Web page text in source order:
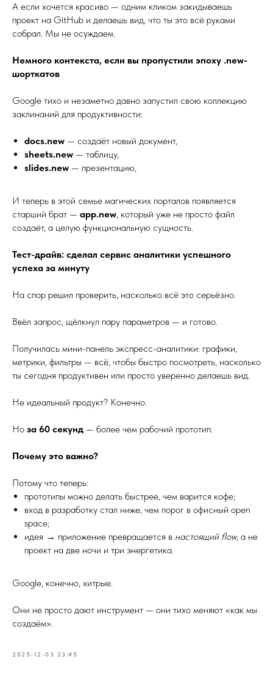
А если хочется красиво — одним кликом закидываешь
проект на GitHub и делаешь вид, что ты это всё руками
собрал. Мы не осуждаем.
Немного контекста, если вы пропустили эпоху .new-
шорткатов
Google тихо и незаметно давно запустил свою коллекцию
заклинаний для продуктивности:
docs.new — создаёт новый документ,
sheets.new — таблицу,
slides.new — презентацию,
И теперь в этой семье магических порталов появляется
старший брат — app.new, который уже не просто файл
создаёт, а целую функциональную сущность.
Тест-драйв: сделал сервис аналитики успешного
успеха за минуту
На спор решил проверить, насколько всё это серьёзно.
Ввёл запрос, щёлкнул пару параметров — и готово.
Получилась мини-панель экспресс-аналитики: графики,
метрики, фильтры — всё, чтобы быстро посмотреть, насколько
ты сегодня продуктивен или просто уверенно делаешь вид.
Не идеальный продукт? Конечно.
Но за 60 секунд — более чем рабочий прототип.
Почему это важно?
Потому что теперь:
прототипы можно делать быстрее, чем варится кофе;
вход в разработку стал ниже, чем порог в офисный open
space;
идея → приложение превращается в настоящий flow, а не
проект на две ночи и три энергетика.
Google, конечно, хитрые.
Они не просто дают инструмент — они тихо меняют «как мы
создаём».
2025-12-03 23:45